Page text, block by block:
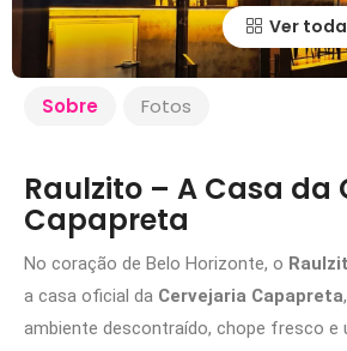
Ver
Sobre Fotos
Raulzito – A Casa da
Capapreta
No coração de Belo Horizonte, o
a casa oficial da Cervejaria Capapreta
ambiente descontraído, chope fresco e